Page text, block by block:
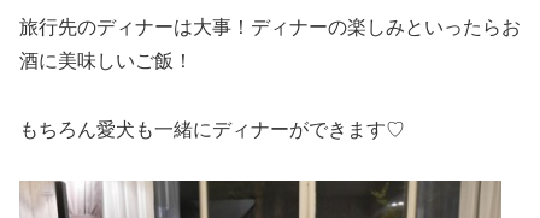
旅行先のディナーは大事！ディナーの楽しみといったらお
酒に美味しいご飯！
もちろん愛犬も一緒にディナーができます♡